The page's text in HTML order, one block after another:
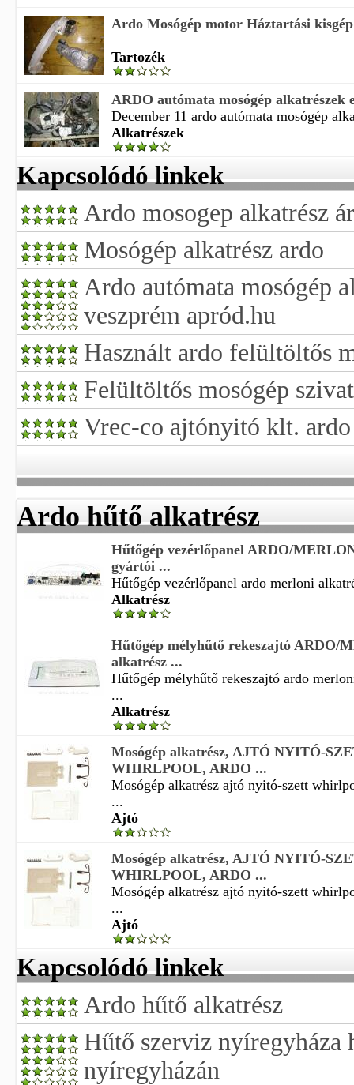
Ardo Mosógép motor Háztartási
Tartozék
ARDO autómata mosógép alkatrészek
December 11 ardo autómata mosógép
Alkatrészek
Kapcsolódó linkek
Ardo mosogep alkatrész
Mosógép alkatrész ardo
Ardo autómata mosógép
veszprém apród.hu
Használt ardo felültöltős
Felültöltős mosógép
Vrec-co ajtónyitó klt. ardo
Ardo hűtő alkatrész
Hűtőgép vezérlőpanel ARDO/
gyártói ...
Hűtőgép vezérlőpanel ardo merloni
Alkatrész
Hűtőgép mélyhűtő rekeszajtó ARDO/
alkatrész ...
Hűtőgép mélyhűtő rekeszajtó ardo
...
Alkatrész
Mosógép alkatrész, AJTÓ NYITÓ-
WHIRLPOOL, ARDO ...
Mosógép alkatrész ajtó nyitó-szett
...
Ajtó
Mosógép alkatrész, AJTÓ NYITÓ-
WHIRLPOOL, ARDO ...
Mosógép alkatrész ajtó nyitó-szett
...
Ajtó
Kapcsolódó linkek
Ardo hűtő alkatrész
Hűtő szerviz nyíregyháza
nyíregyházán